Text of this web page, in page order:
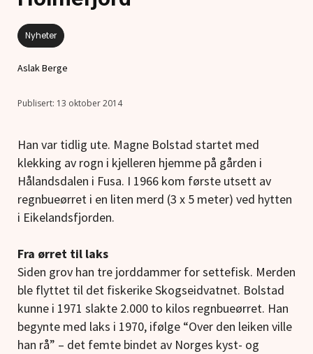
Nyheter
Aslak Berge
13 oktober 2014
Han var tidlig ute. Magne Bolstad startet med
klekking av rogn i kjelleren hjemme på gården i
Hålandsdalen i Fusa. I 1966 kom første utsett av
regnbueørret i en liten merd (3 x 5 meter) ved hytten
i Eikelandsfjorden.
Fra ørret til laks
Siden grov han tre jorddammer for settefisk. Merden
ble flyttet til det fiskerike Skogseidvatnet. Bolstad
kunne i 1971 slakte 2.000 to kilos regnbueørret. Han
begynte med laks i 1970, ifølge “Over den leiken ville
han rå” – det femte bindet av Norges kyst- og